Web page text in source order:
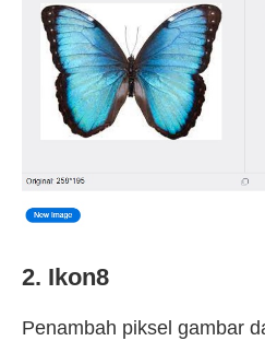
2. Ikon8
Penambah piksel gambar